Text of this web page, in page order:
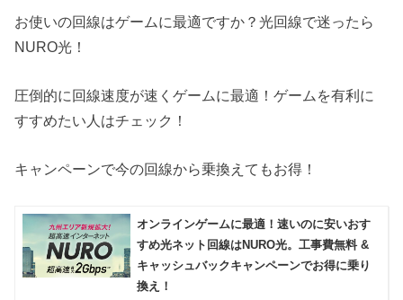
お使いの回線はゲームに最適ですか？光回線で迷ったら
NURO光！
圧倒的に回線速度が速くゲームに最適！ゲームを有利に
すすめたい人はチェック！
キャンペーンで今の回線から乗換えてもお得！
オンラインゲームに最適！速いのに安いおす
すめ光ネット回線はNURO光。工事費無料 &
キャッシュバックキャンペーンでお得に乗り
換え！